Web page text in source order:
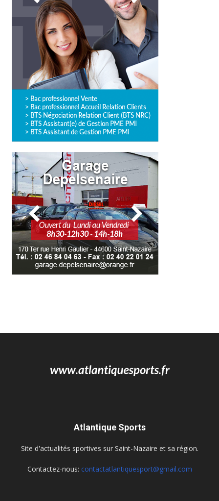
Atlantique Sports
Site d'actualités sportives sur Saint-Nazaire et sa région.
Contactez-nous: contactatlantiquesport@gmail.com